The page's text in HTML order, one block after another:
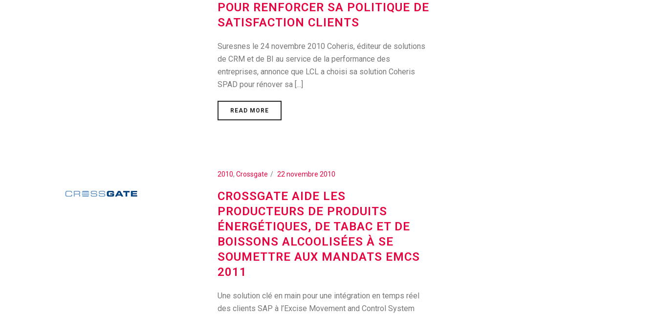
POUR RENFORCER SA POLITIQUE DE
SATISFACTION CLIENTS
Suresnes le 24 novembre 2010 Coheris, éditeur de solutions
de CRM et de BI au service de la performance des
entreprises, annonce que LCL a choisi sa solution Coheris
SPAD pour rénover sa [...]
READ MORE
2010,Crossgate 22 novembre 2010
CROSSGATE AIDE LES
PRODUCTEURS DE PRODUITS
ÉNERGÉTIQUES, DE TABAC ET DE
BOISSONS ALCOOLISÉES À SE
SOUMETTRE AUX MANDATS EMCS
2011
Une solution clé en main pour une intégration en temps réel
des clients SAP à l’Excise Movement and Control System